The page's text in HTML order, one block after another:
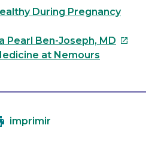
During Pregnancy
Pearl Ben-Joseph, MD Este
at Nemours
imprimir